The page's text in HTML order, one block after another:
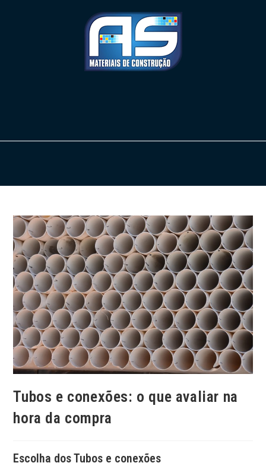
Tubos e conexões: o que avaliar na
hora da compra
Escolha dos Tubos e conexões